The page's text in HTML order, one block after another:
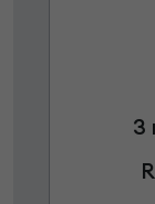
3